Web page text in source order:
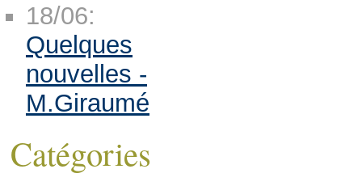
18/06:
Quelques
nouvelles -
M.Giraumé
Catégories